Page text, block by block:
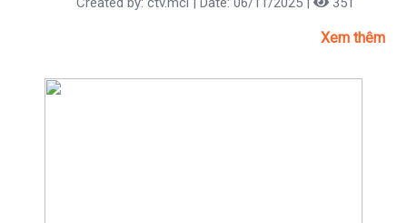
Xem thêm